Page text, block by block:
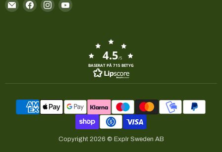
Email
Kayakstore.se
4.5/5
BASERAT PÅ 715 BETYG
Copyright 2026 © Explr Sweden AB